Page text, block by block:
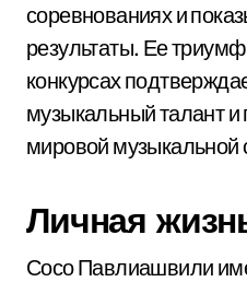
соревнованиях и
результаты. Ее
конкурсах
музыкальный талант и
мировой музыкальной
Личная
Сосо Павлиашвили